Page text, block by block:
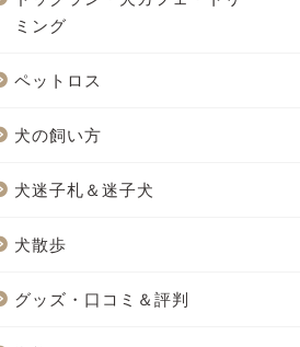
ミング
ペットロス
犬の飼い方
犬迷子札＆迷子犬
犬散歩
グッズ・口コミ＆評判